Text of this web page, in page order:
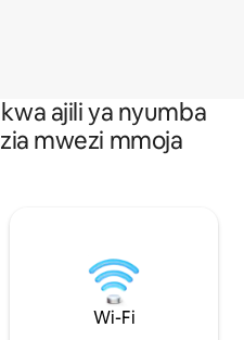
ajili ya nyumba
mwezi mmoja
Wi-Fi